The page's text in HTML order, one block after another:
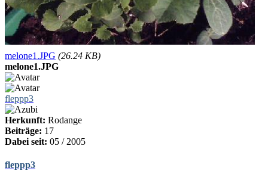
melone1.JPG (26.24 KB)
melone1.JPG
fleppp3
Herkunft: Rodange
Beiträge: 17
Dabei seit: 05 / 2005
fleppp3